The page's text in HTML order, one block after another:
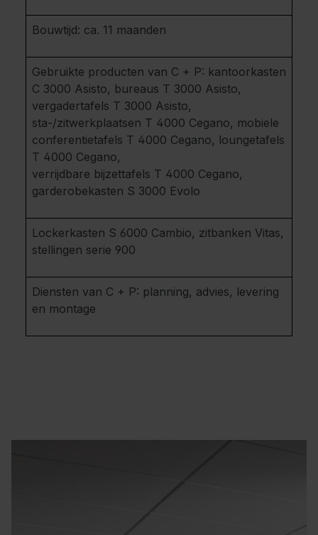
Bouwtijd: ca. 11 maanden
Gebruikte producten van C + P: kantoorkasten
C 3000 Asisto, bureaus T 3000 Asisto,
vergadertafels T 3000 Asisto,
sta-/zitwerkplaatsen T 4000 Cegano, mobiele
conferentietafels T 4000 Cegano, loungetafels
T 4000 Cegano,
verrijdbare bijzettafels T 4000 Cegano,
garderobekasten S 3000 Evolo
Lockerkasten S 6000 Cambio, zitbanken Vitas,
stellingen serie 900
Diensten van C + P: planning, advies, levering
en montage